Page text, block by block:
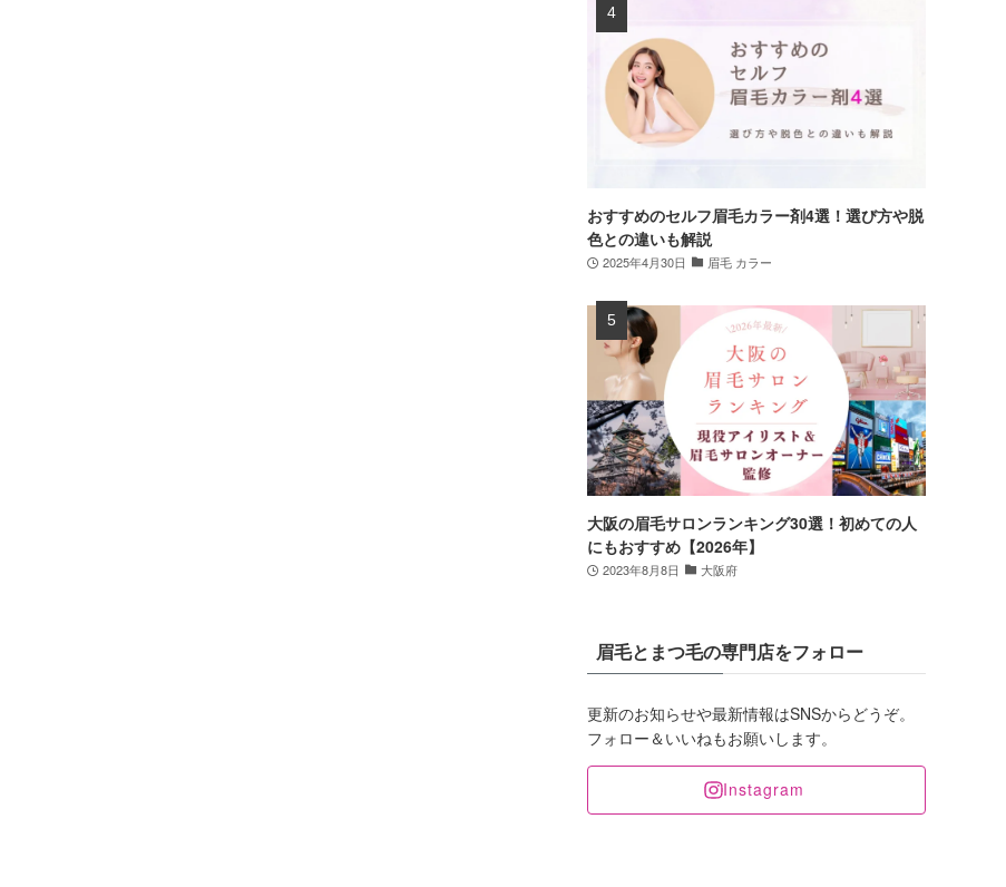
おすすめのセルフ眉毛カラー剤4選！選び方や脱
色との違いも解説
2025年4月30日 眉毛 カラー
大阪の眉毛サロンランキング30選！初めての人
にもおすすめ【2026年】
2023年8月8日 大阪府
眉毛とまつ毛の専門店をフォロー
更新のお知らせや最新情報はSNSからどうぞ。
フォロー＆いいねもお願いします。
Instagram